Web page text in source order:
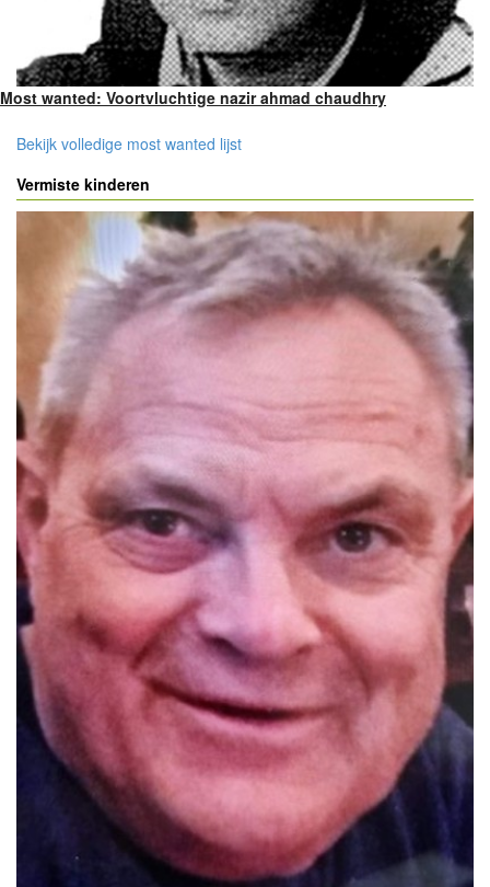
Most wanted: Voortvluchtige nazir ahmad chaudhry
Bekijk volledige most wanted lijst
Vermiste kinderen